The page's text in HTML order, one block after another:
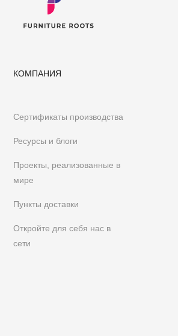
КОМПАНИЯ
Сертификаты производства
Ресурсы и блоги
Проекты, реализованные в
мире
Пункты доставки
Откройте для себя нас в
сети